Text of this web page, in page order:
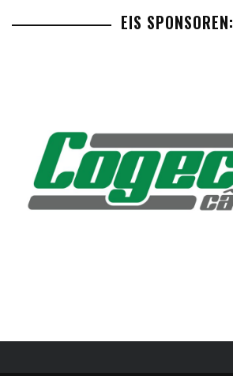
EIS SPONSOREN: